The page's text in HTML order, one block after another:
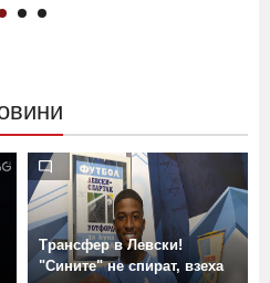
Трансфер в Левски!
"Сините" не спират, взеха